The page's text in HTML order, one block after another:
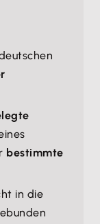
bestimmte
in die